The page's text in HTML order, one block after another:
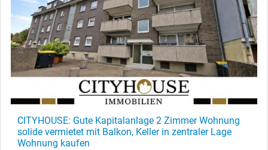
CITYHOUSE: Gute Kapitalanlage 2 Zimmer Wohnung
solide vermietet mit Balkon, Keller in zentraler Lage
Wohnung kaufen